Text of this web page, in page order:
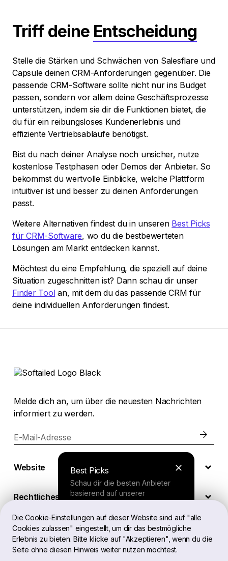
Die Cookie-Einstellungen auf dieser Website sind auf "alle
Cookies zulassen" eingestellt, um dir das bestmögliche
Erlebnis zu bieten. Bitte klicke auf "Akzeptieren", wenn du die
Seite ohne diesen Hinweis weiter nutzen möchtest.
Triff deine Entscheidung
Stelle die Stärken und Schwächen von Salesflare und
Capsule deinen CRM-Anforderungen gegenüber. Die
passende CRM-Software sollte nicht nur ins Budget
passen, sondern vor allem deine Geschäftsprozesse
unterstützen, indem sie dir die Funktionen bietet, die
du für ein reibungsloses Kundenerlebnis und
effiziente Vertriebsabläufe benötigst.
Bist du nach deiner Analyse noch unsicher, nutze
kostenlose Testphasen oder Demos der Anbieter. So
bekommst du wertvolle Einblicke, welche Plattform
intuitiver ist und besser zu deinen Anforderungen
passt.
Weitere Alternativen findest du in unseren Best Picks
für CRM-Software, wo du die bestbewerteten
Lösungen am Markt entdecken kannst.
Möchtest du eine Empfehlung, die speziell auf deine
Situation zugeschnitten ist? Dann schau dir unser
Finder Toolan, mit dem du das passende CRM für
deine individuellen Anforderungen findest.
Best Picks
Schau dir die besten Anbieter
basierend auf unserer
Finder Tool
Beantworte ein paar Fragen und
Melde dich an, um über die neuesten Nachrichten
informiert zu werden.
E-Mail-Adresse
Website
Rechtliches
DE